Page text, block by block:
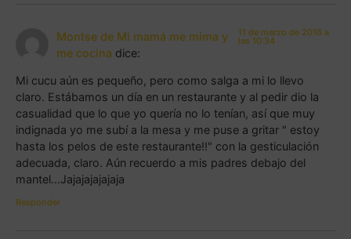
Montse de Mi mamá me mima y
me cocina dice:
11 de marzo de 2016 a
las 10:34
Mi cucu aún es pequeño, pero como salga a mi lo llevo
claro. Estábamos un día en un restaurante y al pedir dio la
casualidad que lo que yo quería no lo tenían, así que muy
indignada yo me subí a la mesa y me puse a gritar " estoy
hasta los pelos de este restaurante!!" con la gesticulación
adecuada, claro. Aún recuerdo a mis padres debajo del
mantel…Jajajajajajaja
Responder